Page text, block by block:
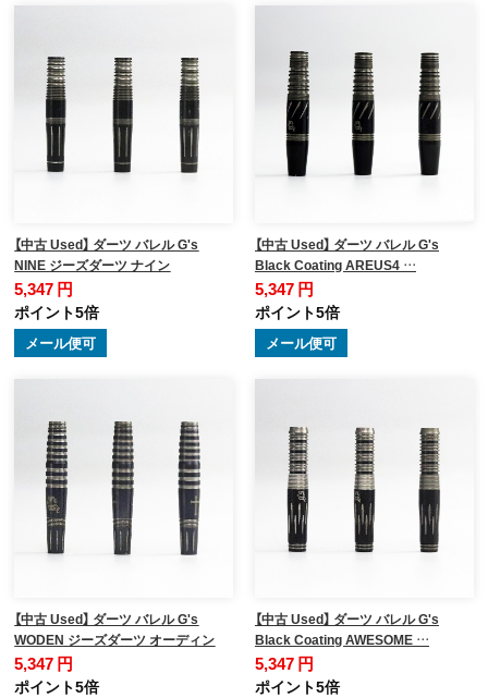
【中古 Used】 ダーツ バレル G's
NINE ジーズダーツ ナイン
5,347 円
ポイント5倍
メール便可
【中古 Used】 ダーツ バレル G's
Black Coating AREUS4 …
5,347 円
ポイント5倍
メール便可
【中古 Used】 ダーツ バレル G's
WODEN ジーズダーツ オーディン
5,347 円
ポイント5倍
【中古 Used】 ダーツ バレル G's
Black Coating AWESOME …
5,347 円
ポイント5倍